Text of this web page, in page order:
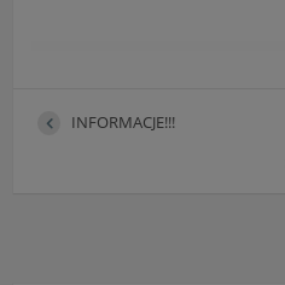
INFORMACJE!!!